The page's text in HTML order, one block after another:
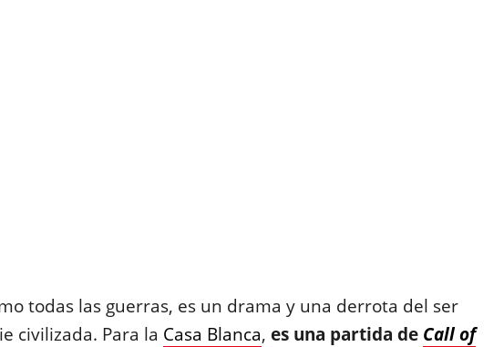
todas las guerras, es un drama y una derrota del ser
civilizada. Para la Casa Blanca, es una partida de Call of